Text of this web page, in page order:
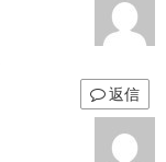
返信